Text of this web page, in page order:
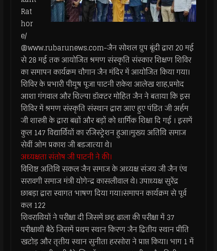
Rat
hor
e/
@www.rubarunews.com-जैन सोशल ग्रुप बूंदी द्वारा 20 मई
से 28 मई तक आयोजित श्रमण संस्कृति संस्कार शिक्षण शिविर
का समापन कार्यक्रम चौगान जैन मंदिर में आयोजित किया गया।
शिविर के प्रभारी पीयूष पूजा पाटनी राकेश आलेख शाह,प्रमोद
आशा गंगवाल और शिल्पा डॉक्टर मोहित जैन ने बताया कि इस
शिविर में श्रमण संस्कृति संस्थान द्वारा आए हुए पंडित जी अर्हम
जी शास्त्री के द्वारा बच्चों और बड़ों को धार्मिक शिक्षा दि गई । इसमें
कुल 147 विद्यार्थियों का रजिस्ट्रेशन हुआ।मुख्य अतिथि समाज
सेवीं ओम प्रकाश जी बडजात्या थे।
अध्यक्षता संतोष जी पाटनी ने की।
विशिष्ट अतिथि सकल जैन समाज के अध्यक्ष संजय जी जैन एंव
सरावगी समाज मंत्री योगेन्द्र कासलीवाल थे। उपाध्यक्ष सुरेंद्र
छाबड़ा द्वारा स्वागत भाषण दिया गया।समापन कार्यक्रम से पूर्व
कल 122
शिवराथियों ने परीक्षा दी जिसमें छह ढाला की परीक्षा में 37
परीक्षाथी बैठे जिसमें प्रथम स्थान किरण जैन द्वितीय स्थान प्रीति
खटोड़ और तृतीय स्थान सुनीता हरसोरा ने प्राप्त किया। भाग 1 में